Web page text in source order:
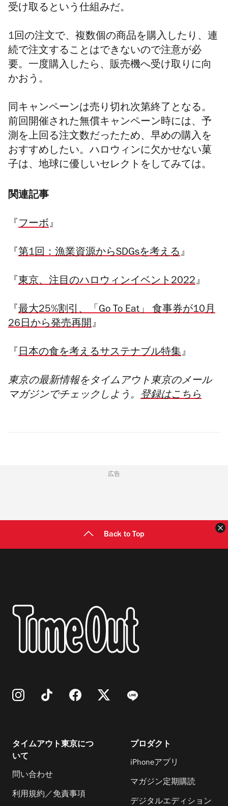
受け取るという仕組みだ。
1回の注文 で、複数個の商品を購入したり、連
続で注文することはできないので注意が必
要。一度購入したら、販売機へ受け取りに向
かおう。
同キャンペーンは売り切れ次第終了となる。
前回開催された無償キャンペーン時には、予
測を上回る注文数だったため、早めの購入を
おすすめしたい。ハロウィンに欠かせない菓
子は、地球に優しいセレクトをしてみては。
関連記事
『 フーボ』
『 第1回：漁業資源からSDGsを考える』
『 東京、注目のハロウィンイベント2022』
『 最大25%割引、「Go To Eat」 食事券が10月
26日から発売再開』
『 日本の食を考えるサステナブル特集』
東京の最新情報をタイムアウト東京のメール
マガジンでチェックしよう。 登録はこちら
広告
Back to Top
タイムアウト東京につ
いて
問い合わせ
利用規約／免責事項
プロダクト
iPhoneアプリ
マガジン定期購読
デジタルエディション